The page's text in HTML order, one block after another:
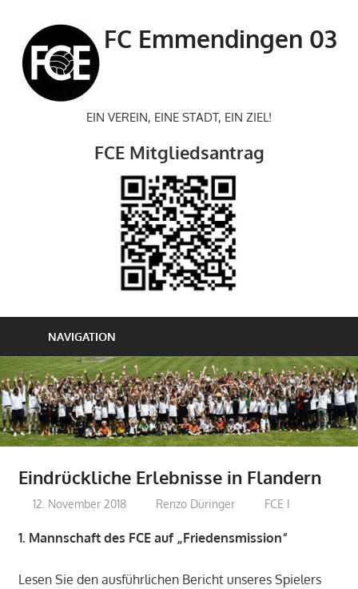
springen
FC Emmendingen 03
EIN VEREIN, EINE STADT, EIN ZIEL!
FCE Mitgliedsantrag
NAVIGATION
Eindrückliche Erlebnisse in Flandern
12. November 2018 Renzo Düringer FCE I
1. Mannschaft des FCE auf „Friedensmission“
Lesen Sie den ausführlichen Bericht unseres Spielers